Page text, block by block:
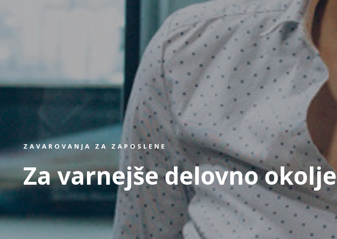
ZAVAROVANJA ZA ZAPOSLENE
Za varnejše delovno okolje